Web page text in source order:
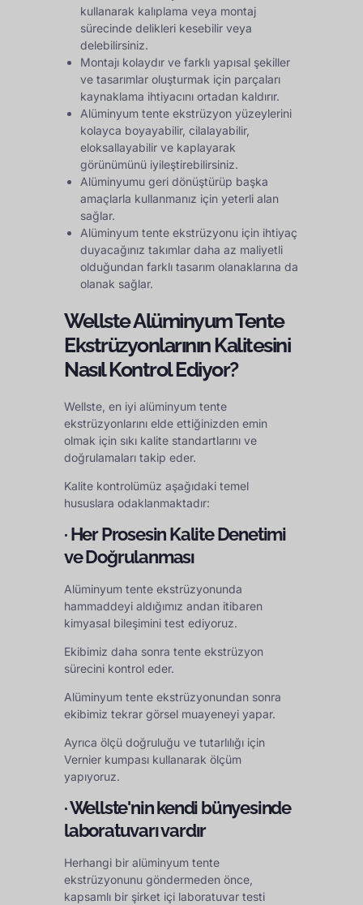
kullanarak kalıplama veya montaj
sürecinde delikleri kesebilir veya
delebilirsiniz.
Montajı kolaydır ve farklı yapısal şekiller
ve tasarımlar oluşturmak için parçaları
kaynaklama ihtiyacını ortadan kaldırır.
Alüminyum tente ekstrüzyon yüzeylerini
kolayca boyayabilir, cilalayabilir,
eloksallayabilir ve kaplayarak
görünümünü iyileştirebilirsiniz.
Alüminyumu geri dönüştürüp başka
amaçlarla kullanmanız için yeterli alan
sağlar.
Alüminyum tente ekstrüzyonu için ihtiyaç
duyacağınız takımlar daha az maliyetli
olduğundan farklı tasarım olanaklarına da
olanak sağlar.
Wellste Alüminyum Tente
Ekstrüzyonlarının Kalitesini
Nasıl Kontrol Ediyor?
Wellste, en iyi alüminyum tente
ekstrüzyonlarını elde ettiğinizden emin
olmak için sıkı kalite standartlarını ve
doğrulamaları takip eder.
Kalite kontrolümüz aşağıdaki temel
hususlara odaklanmaktadır:
· Her Prosesin Kalite Denetimi
ve Doğrulanması
Alüminyum tente ekstrüzyonunda
hammaddeyi aldığımız andan itibaren
kimyasal bileşimini test ediyoruz.
Ekibimiz daha sonra tente ekstrüzyon
sürecini kontrol eder.
Alüminyum tente ekstrüzyonundan sonra
ekibimiz tekrar görsel muayeneyi yapar.
Ayrıca ölçü doğruluğu ve tutarlılığı için
Vernier kumpası kullanarak ölçüm
yapıyoruz.
· Wellste'nin kendi bünyesinde
laboratuvarı vardır
Herhangi bir alüminyum tente
ekstrüzyonunu göndermeden önce,
kapsamlı bir şirket içi laboratuvar testi